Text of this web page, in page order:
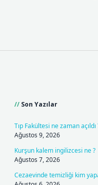
Son Yazılar
Tıp Fakültesi ne zaman açıldı
Ağustos 9, 2026
Kurşun kalem ingilizcesi ne ?
Ağustos 7, 2026
Cezaevinde temizliği kim